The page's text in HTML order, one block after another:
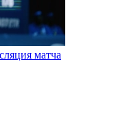
матча